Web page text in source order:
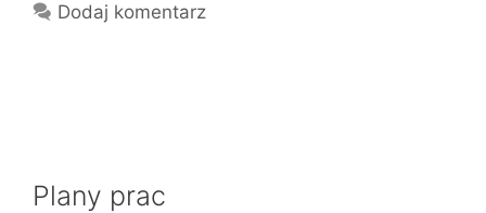
Dodaj komentarz
Plany prac